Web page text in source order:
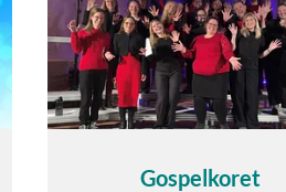
Gospelkoret